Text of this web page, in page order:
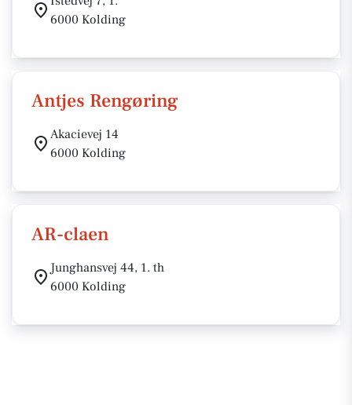
6000 Kolding
Antjes Rengøring
Akacievej 14
6000 Kolding
AR-claen
Junghansvej 44, 1. th
6000 Kolding